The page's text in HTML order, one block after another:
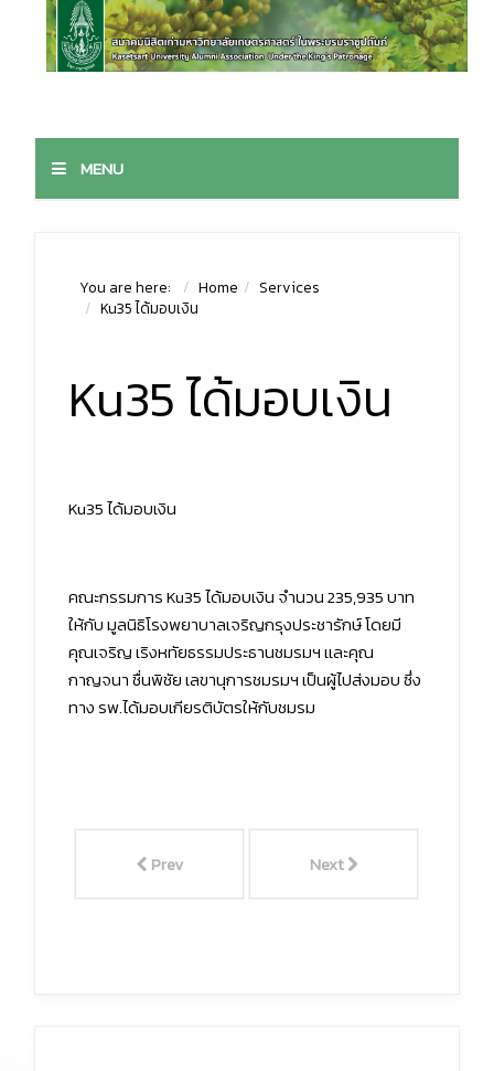
MENU
You are here: Home
Services
Ku35 ได้มอบเงิน
Ku35 ได้มอบเงิน
Ku35 ได้มอบเงิน
คณะกรรมการ Ku35 ได้มอบเงิน จำนวน 235,935 บาท
ให้กับ มูลนิธิโรงพยาบาลเจริญกรุงประชารักษ์ โดยมี
คุณเจริญ เริงหทัยธรรมประธานชมรมฯ เเละคุณ
กาญจนา ชื่นพิชัย เลขานุการชมรมฯ เป็นผู้ไปส่งมอบ ซึ่ง
ทาง รพ.ได้มอบเกียรติบัตรให้กับชมรม
Prev Next